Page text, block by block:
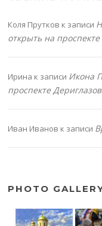
Коля Прутков к записи
открыть на
Ирина к записи Икона
проспекте
Иван Иванов к записи
PHOTO